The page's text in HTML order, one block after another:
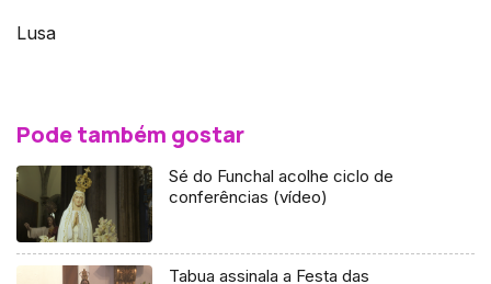
Lusa
Pode também gostar
Sé do Funchal acolhe ciclo de
conferências (vídeo)
Tabua assinala a Festa das